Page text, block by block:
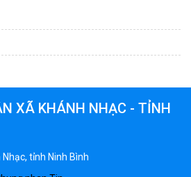
XÃ KHÁNH NHẠC - TỈNH
tỉnh Ninh Bình